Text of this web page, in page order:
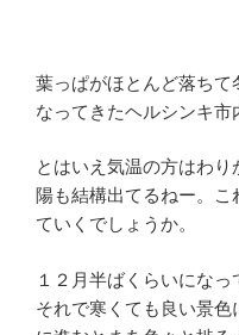
葉っぱがほとんど落ちて
なってきたヘルシンキ市
とはいえ気温の方はわ
陽も結構出てるねー。
ていくでしょうか。
１２月半ばくらいにな
それで寒くても良い景